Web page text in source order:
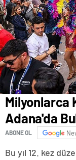
Milyonlarca
Adana'da
ABONE OL
Bu yıl 12. kez